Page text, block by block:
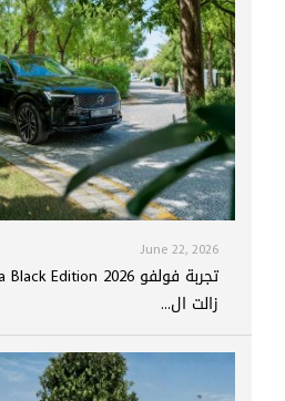
June 22, 2026
زالت ال...